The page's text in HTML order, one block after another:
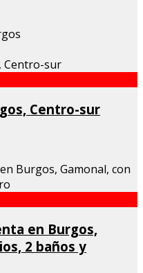
Centro-sur
en Burgos,
2 baños y